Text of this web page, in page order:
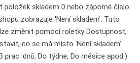
skladem 0 nebo záporné číslo
zobrazuje 'Není skladem'. Tuto
změnit pomocí roletky Dostupnost,
co se má místo 'Není skladem'
prac. dnů, Do týdne, Do měsíce apod.).